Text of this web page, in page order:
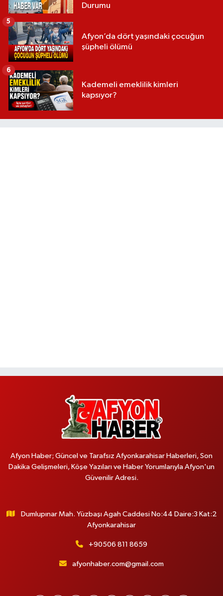
Durumu
Afyon’da dört yaşındaki çocuğun
şüpheli ölümü
5
Kademeli emeklilik kimleri
kapsıyor?
6
Afyon Haber; Güncel ve Tarafsız Afyonkarahisar Haberleri, Son
Dakika Gelişmeleri, Köşe Yazıları ve Haber Yorumlarıyla Afyon'un
Güvenilir Adresi.
Dumlupınar Mah. Yüzbaşı Agah Caddesi No:44 Daire:3 Kat:2
Afyonkarahisar
+90506 811 8659
afyonhaber.com@gmail.com